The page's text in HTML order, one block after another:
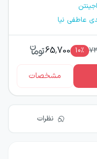
عاطفی نیا
10٪ 65,700
مشخصات
نظرات